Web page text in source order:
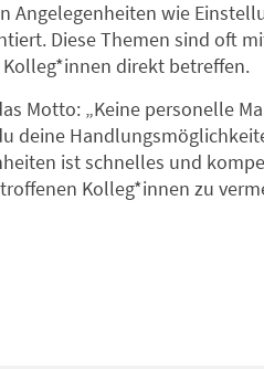
wie
Diese Themen sind oft
direkt betreffen.
Motto: „Keine personelle
deine
ist schnelles und
Kolleg*innen zu